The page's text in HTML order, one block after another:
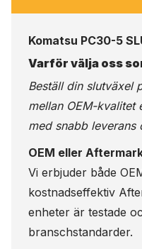
Komatsu PC30-5
Varför välja oss
Beställ din slutväxel
mellan OEM-kvalitet
med snabb
OEM eller
Vi erbjuder både
kostnadseffektiv
enheter är testade
branschstandarder.